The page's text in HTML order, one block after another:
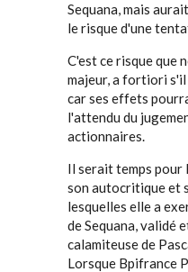
Sequana, mais
le risque d'une
C'est ce risque que
majeur, a fortiori
car ses effets
l'attendu du
actionnaires.
Il serait temps
son autocritique et
lesquelles elle a
de Sequana, validé
calamiteuse de
Lorsque Bpifrance